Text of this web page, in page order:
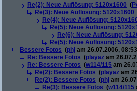
Re(2): Neue Auflösung: 5120x1600 (
Re(3): Neue Auflösung: 5120x1600
Re(4): Neue Auflösung:
Re(5): Neue Auflösung:
Re(6): Neue Auflösung:
Re(5): Neue Auflösung:
Bessere Fotos (phj am 26.07.2006,
Re: Bessere Fotos (playaz am
Re: Bessere Fotos (w114/115 am
Re(2): Bessere Fotos (playaz am
Re(2): Bessere Fotos (phj am
Re(3): Bessere Fotos (w114/115